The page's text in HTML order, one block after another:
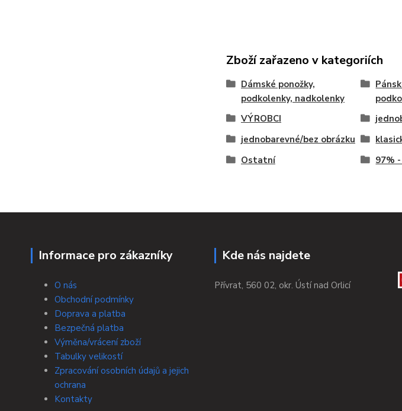
Zboží zařazeno v kategoriích
Dámské ponožky,
podkolenky, nadkolenky
VÝROBCI
jednobarevné/bez obrázku
Ostatní
97%
Informace pro zákazníky
O nás
Obchodní podmínky
Doprava a platba
Bezpečná platba
Výměna/vrácení zboží
Tabulky velikostí
Zpracování osobních údajů a jejich
ochrana
Kontakty
Kde nás najdete
Přívrat, 560 02, okr. Ústí nad Orlicí